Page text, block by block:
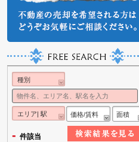
種別
エリア| 駅 価格/賃料 面積
- 件該当